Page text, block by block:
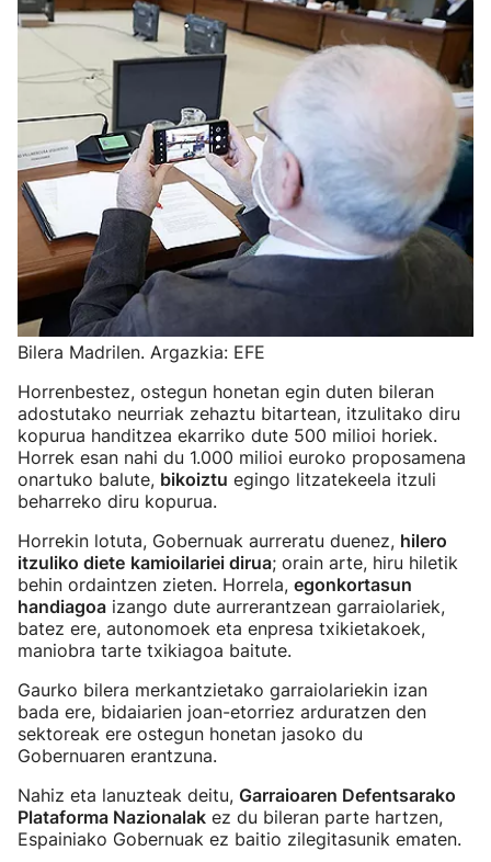
Bilera Madrilen. Argazkia: EFE
Horrenbestez, ostegun honetan egin duten bileran
adostutako neurriak zehaztu bitartean, itzulitako diru
kopurua handitzea ekarriko dute 500 milioi horiek.
Horrek esan nahi du 1.000 milioi euroko proposamena
onartuko balute, bikoiztu egingo litzatekeela itzuli
beharreko diru kopurua.
Horrekin lotuta, Gobernuak aurreratu duenez, hilero
itzuliko diete kamioilariei dirua; orain arte, hiru hiletik
behin ordaintzen zieten. Horrela, egonkortasun
handiagoa izango dute aurrerantzean garraiolariek,
batez ere, autonomoek eta enpresa txikietakoek,
maniobra tarte txikiagoa baitute.
Gaurko bilera merkantzietako garraiolariekin izan
bada ere, bidaiarien joan-etorriez arduratzen den
sektoreak ere ostegun honetan jasoko du
Gobernuaren erantzuna.
Nahiz eta lanuzteak deitu, Garraioaren Defentsarako
Plataforma Nazionalak ez du bileran parte hartzen,
Espainiako Gobernuak ez baitio zilegitasunik ematen.